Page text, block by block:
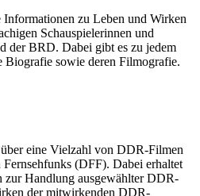
zu Leben und Wirken
Schauspielerinnen und
der BRD. Dabei gibt es zu jedem
Biografie sowie deren Filmografie.
eine Vielzahl von DDR-Filmen
(DFF). Dabei erhaltet
zur Handlung ausgewählter DDR-
der mitwirkenden DDR-